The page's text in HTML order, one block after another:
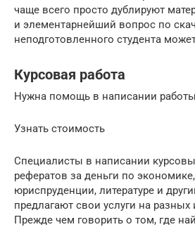
чаще всего просто дублируют
и элементарнейший вопрос по
неподготовленного студента
Курсовая работа
Нужна помощь в написании
Узнать стоимость
Специалисты в написании
рефератов за деньги по
юриспруденции, литературе и
предлагают свои услуги на разных
Прежде чем говорить о том, где